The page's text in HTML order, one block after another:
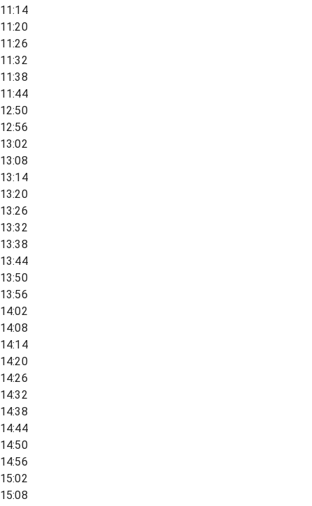
11:14
11:20
11:26
11:32
11:38
11:44
12:50
12:56
13:02
13:08
13:14
13:20
13:26
13:32
13:38
13:44
13:50
13:56
14:02
14:08
14:14
14:20
14:26
14:32
14:38
14:44
14:50
14:56
15:02
15:08